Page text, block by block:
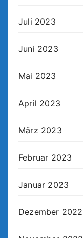
Juli 2023
Juni 2023
Mai 2023
April 2023
März 2023
Februar 2023
Januar 2023
Dezember 2022